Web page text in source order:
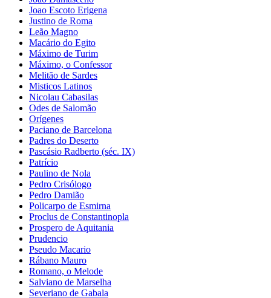
Joao Escoto Erigena
Justino de Roma
Leão Magno
Macário do Egito
Máximo de Turim
Máximo, o Confessor
Melitão de Sardes
Misticos Latinos
Nicolau Cabasilas
Odes de Salomão
Orígenes
Paciano de Barcelona
Padres do Deserto
Pascásio Radberto (séc. IX)
Patrício
Paulino de Nola
Pedro Crisólogo
Pedro Damião
Policarpo de Esmirna
Proclus de Constantinopla
Prospero de Aquitania
Prudencio
Pseudo Macario
Rábano Mauro
Romano, o Melode
Salviano de Marselha
Severiano de Gabala